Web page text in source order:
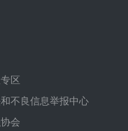
区
不良信息举报中心
会